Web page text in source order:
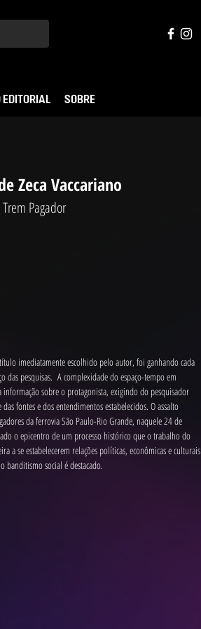
EDITORIAL SOBRE
Zeca Vaccariano
Pagador
imediatamente escolhido pelo autor, foi ganhando cada
das pesquisas.  A complexidade do espaço-tempo em
informação sobre o protagonista, exigindo do pesquisador
fontes e dos entendimentos estabelecidos. O assalto
da ferrovia São Paulo-Rio Grande, naquele 24 de
o epicentro de um processo histórico que o trabalho do
a se estabelecerem relações políticas, econômicas e culturais
banditismo social é destacado.